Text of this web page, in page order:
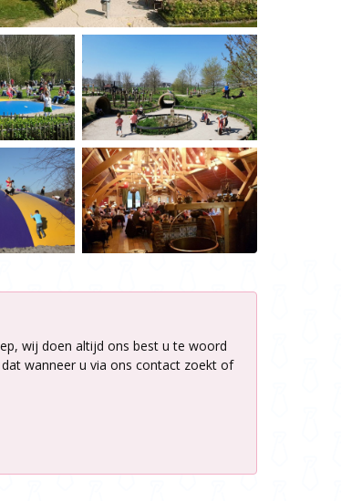
wij doen altijd ons best u te woord
wanneer u via ons contact zoekt of